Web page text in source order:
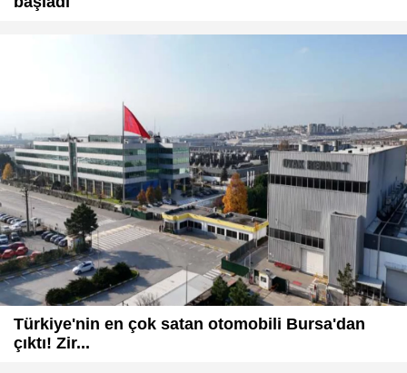
Türkiye'nin en çok satan otomobili Bursa'dan
çıktı! Zir...